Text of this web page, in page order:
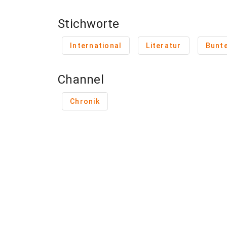
Stichworte
International Literatur
Channel
Chronik